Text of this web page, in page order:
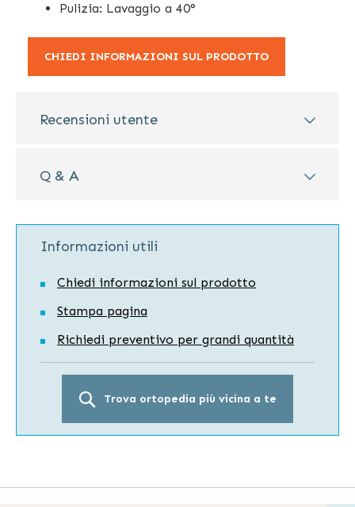
Pulizia: Lavaggio a 40°
CHIEDI INFORMAZIONI SUL PRODOTTO
Recensioni utente
Q & A
Informazioni utili
Chiedi informazioni sul prodotto
Stampa pagina
Richiedi preventivo per grandi quantità
Trova ortopedia più vicina a te